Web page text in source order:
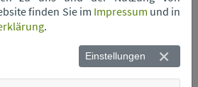
finden Sie im Impressum und in
.
Einstellungen